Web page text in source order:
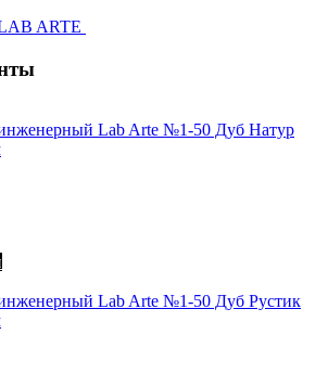
ARTE
Lab Arte №1-50 Дуб Натур
Lab Arte №1-50 Дуб Рустик